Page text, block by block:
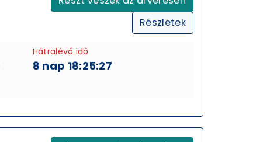
Részletek
Hátralévő idő
8 nap 18:25:26